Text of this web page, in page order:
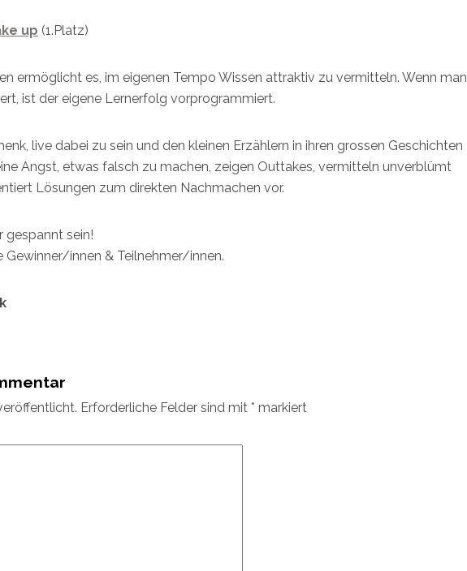
up (1.Platz)
ermöglicht es, im eigenen Tempo Wissen attraktiv zu vermitteln. Wenn man
ist der eigene Lernerfolg vorprogrammiert.
live dabei zu sein und den kleinen Erzählern in ihren grossen Geschichten
Angst, etwas falsch zu machen, zeigen Outtakes, vermitteln unverblümt
Lösungen zum direkten Nachmachen vor.
gespannt sein!
Gewinner/innen & Teilnehmer/innen.
Erforderliche Felder sind mit * markiert